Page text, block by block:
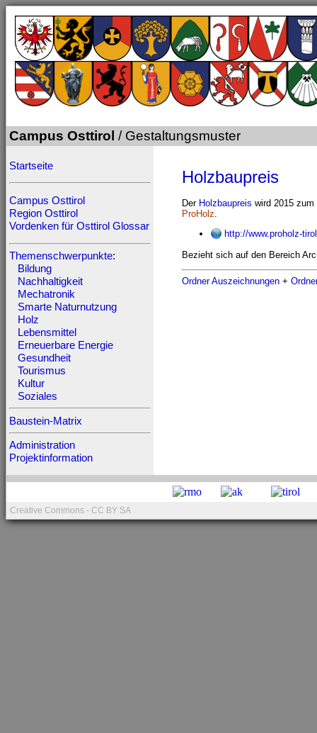
Campus Osttirol / Gestaltungsmuster
Startseite
Campus Osttirol
Region Osttirol
Vordenken für Osttirol Glossar
Themenschwerpunkte:
Bildung
Nachhaltigkeit
Mechatronik
Smarte Naturnutzung
Holz
Lebensmittel
Erneuerbare Energie
Gesundheit
Tourismus
Kultur
Soziales
Baustein-Matrix
Administration
Projektinformation
Holzbaupreis
Der Holzbaupreis wird 2015
ProHolz.
http://www.proholz-
Bezieht sich auf den Bereich
Ordner Auszeichnungen +
Creative Commons - CC BY SA